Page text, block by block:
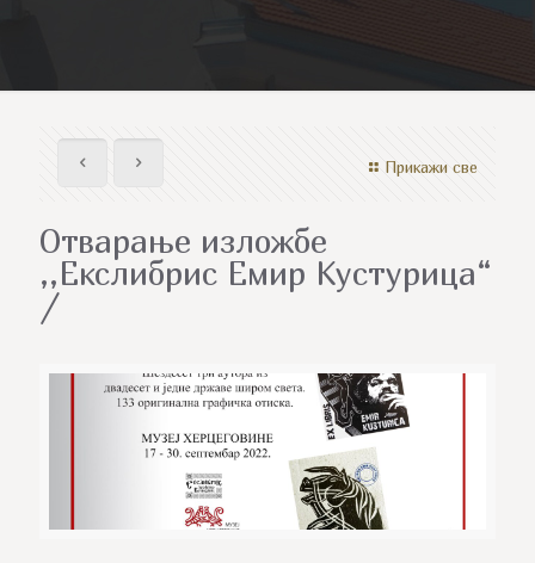
Прикажи све
Отварање изложбе
,,Екслибрис Емир Кустурица“
/